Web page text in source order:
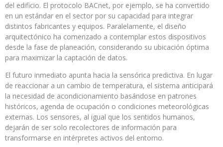
del edificio. El protocolo BACnet, por ejemplo, se ha convertido
en un estándar en el sector por su capacidad para integrar
distintos fabricantes y equipos. Paralelamente, el diseño
arquitectónico ha comenzado a contemplar estos dispositivos
desde la fase de planeación, considerando su ubicación óptima
para maximizar la captación de datos.
El futuro inmediato apunta hacia la sensórica predictiva. En lugar
de reaccionar a un cambio de temperatura, el sistema anticipará
la necesidad de acondicionamiento basándose en patrones
históricos, agenda de ocupación o condiciones meteorológicas
externas. Los sensores, al igual que los sentidos humanos,
dejarán de ser solo recolectores de información para
transformarse en intérpretes activos del entorno.